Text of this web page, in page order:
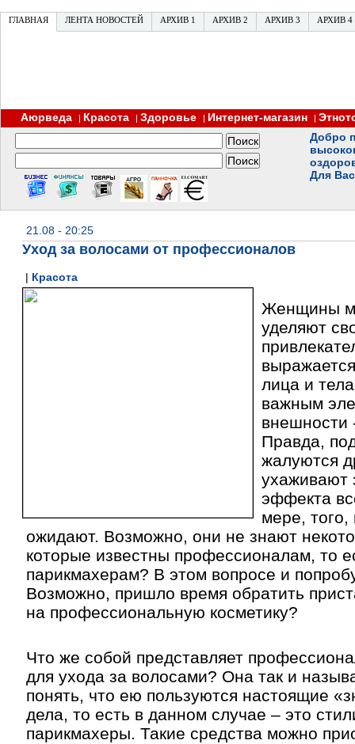
ГЛАВНАЯ ЛЕНТА НОВОСТЕЙ АРХИВ 1 АРХИВ 2 АРХИВ 3 АРХИВ 4
Аюрведа | Красота | Здоровье | Интернет-магазин |
Добро
Для
21.08 - 20:25
Уход за волосами от профессионалов
| Красота
Женщины
уделяют
лица и
важным
внешности
Правда,
жалуются
ухаживают
эффекта
мере, того,
ожидают. Возможно, они не знают
которые известны профессионалам, то
парикмахерам? В этом вопросе и
Возможно, пришло время обратить
на профессиональную косметику?
Что же собой представляет
для ухода за волосами? Она так и
понять, что ею пользуются настоящие
дела, то есть в данном случае – это
парикмахеры. Такие средства можно